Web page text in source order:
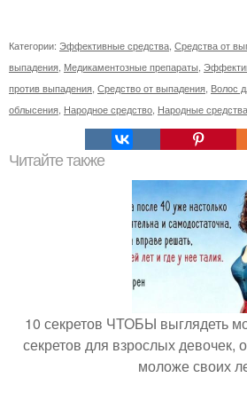
Категории: Эффективные средства Средства от
выпадения Медикаментозные препараты
против выпадения Средство от выпадения Волос
облысения Народное средство Народные средства
Читайте также
10 секретов ЧТОБЫ выглядеть
секретов для взрослых девочек,
моложе своих